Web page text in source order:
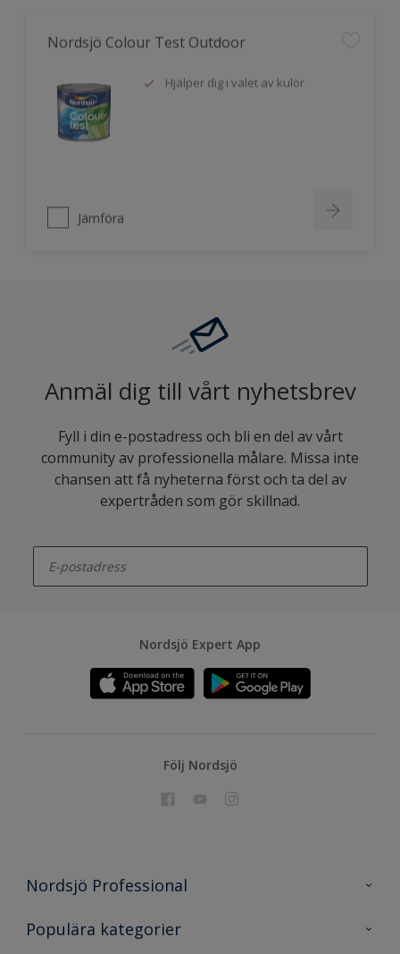
Anmäl dig till vårt nyhetsbrev
Fyll i din e-postadress och bli en del av vårt
community av professionella målare. Missa inte
chansen att få nyheterna först och ta del av
expertråden som gör skillnad.
Nordsjö Expert App
Följ Nordsjö
Nordsjö Professional
Kontakta oss
Populära kategorier